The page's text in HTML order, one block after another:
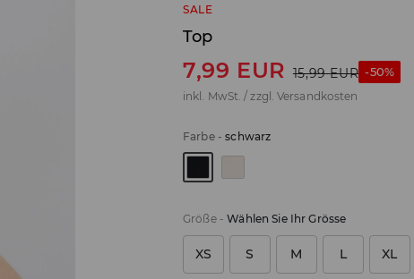
SALE
Top
7,99 EUR 15,99 EUR -50%
inkl. MwSt. / zzgl. Versandkosten
Farbe-schwarz
Größe-Wählen Sie Ihr Grösse
XS S M L XL